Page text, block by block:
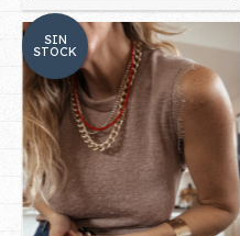
SIN
STOCK